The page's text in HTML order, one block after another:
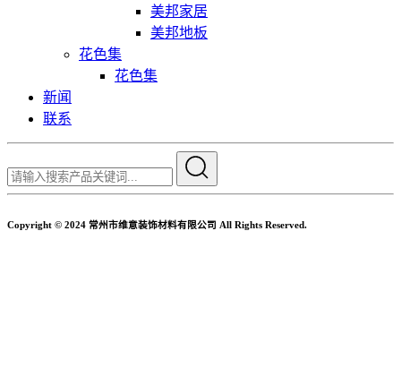
美邦家居
美邦地板
花色集
花色集
新闻
联系
Copyright © 2024 常州市维意装饰材料有限公司 All Rights Reserved.